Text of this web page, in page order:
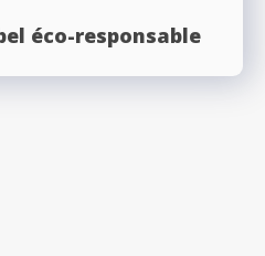
éco-responsable